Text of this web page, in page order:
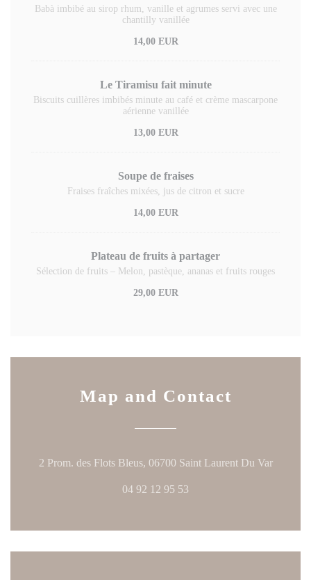
Babà imbibé au sirop rhum, vanille et agrumes servi avec une
chantilly vanillée
14,00 EUR
Le Tiramisu fait minute
Biscuits cuillères imbibés minute au café et crème mascarpone
aérienne vanillée
13,00 EUR
Soupe de fraises
Fraises fraîches mixées, jus de citron et sucre
14,00 EUR
Plateau de fruits à partager
Sélection de fruits – Melon, pastèque, ananas et fruits rouges
29,00 EUR
Map and Contact
2 Prom. des Flots Bleus, 06700 Saint Laurent Du Var((opens
04 92 12 95 53